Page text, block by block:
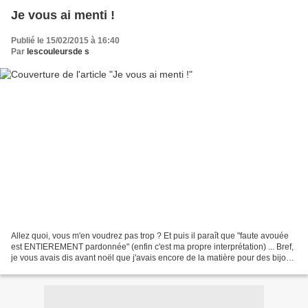
Je vous ai menti !
Publié le 15/02/2015 à 16:40
Par lescouleursde s
Allez quoi, vous m'en voudrez pas trop ? Et puis il paraît que "faute avouée
est ENTIEREMENT pardonnée" (enfin c'est ma propre interprétation) ... Bref,
je vous avais dis avant noël que j'avais encore de la matière pour des bijoux